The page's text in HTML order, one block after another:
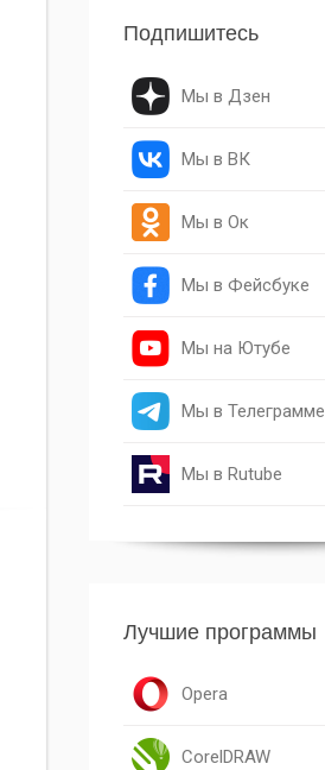
Подпишитесь
Мы в Дзен
Мы в ВК
Мы в Ок
Мы в Фейсбуке
Мы на Ютубе
Мы в Телеграмме
Мы в Rutube
Лучшие программы
Opera
CorelDRAW